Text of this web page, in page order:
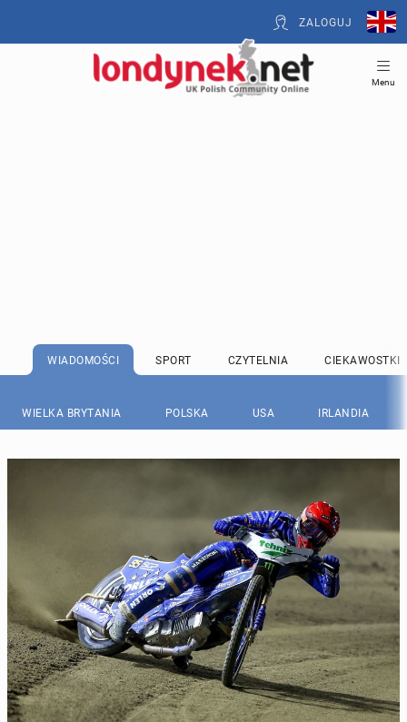
ZALOGUJ
Menu
WIADOMOŚCI SPORT CZYTELNIA CIEKAWOSTKI
WIELKA BRYTANIA POLSKA USA IRLANDIA